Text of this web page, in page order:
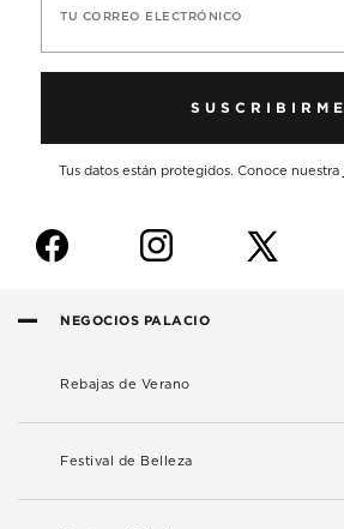
TU CORREO ELECTRÓNICO
SUSCRIBIRME
Tus datos están protegidos. Conoce nuestra
f i
NEGOCIOS PALACIO
Rebajas de Verano
Festival de Belleza